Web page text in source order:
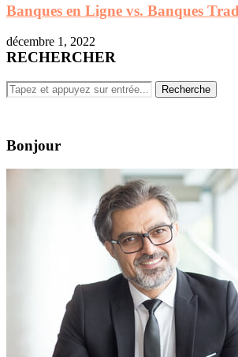
Banques en Ligne vs. Banques
décembre 1, 2022
RECHERCHER
Bonjour